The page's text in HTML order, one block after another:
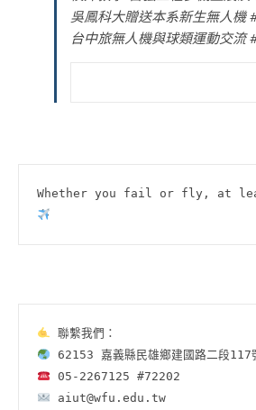
吳鳳科大贈送本系新生無人機
台中旅無人機與球類運動交流
Whether you fail or fly, at
aiut@wfu.edu.tw